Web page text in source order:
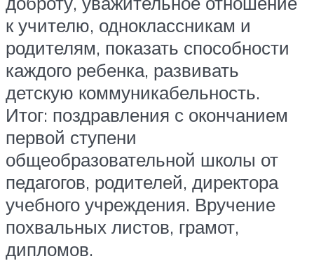
к учителю, одноклассникам и
родителям, показать способности
каждого ребенка, развивать
детскую коммуникабельность.
Итог: поздравления с окончанием
первой ступени
общеобразовательной школы от
педагогов, родителей, директора
учебного учреждения. Вручение
похвальных листов, грамот,
дипломов.